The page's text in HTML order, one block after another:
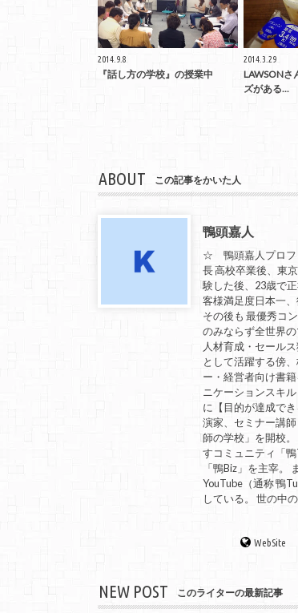
2014.9.8
『話し方の学校』の授業中
2014.3.29
LAWSONさ
ズがある...
ABOUT この記事をかいた人
鴨頭嘉人
☆ 鴨頭嘉人プロフ
長 高校卒業後、東
験した後、23歳で
客様満足度日本一
その後も 最優秀コ
のみならず全世界
人材育成・セール
として活躍する傍
ー・経営者向け書
ニケーションスキ
に【目的が達成で
演家、セミナー講
師の学校」を開校
すコミュニティ「
「鴨Biz」を主宰。
YouTube（通称 鴨
している。 世の中
WebSite
NEW POST このライターの最新記事